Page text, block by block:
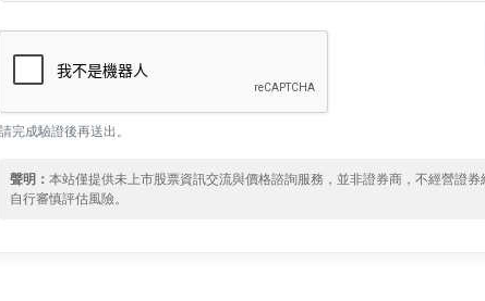
請完成驗證後再送出。
聲明：本站僅提供未上市股票資訊交流與價格諮詢服務，並非證券商，不經營證
自行審慎評估風險。